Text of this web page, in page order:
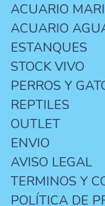
ACUARIO
ACUARIO
ESTANQUES
STOCK VIVO
PERROS Y
REPTILES
OUTLET
ENVIO
AVISO LEGAL
TERMINOS Y
POLÍTICA DE